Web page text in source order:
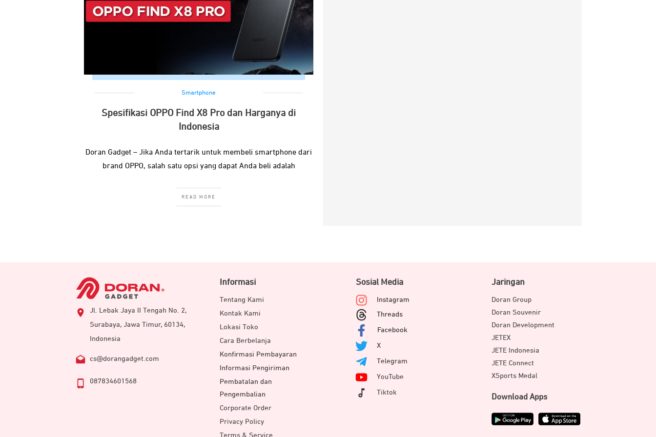
Smartphone
Spesifikasi OPPO Find X8 Pro dan Harganya di
Indonesia
Doran Gadget – Jika Anda tertarik untuk membeli smartphone dari
brand OPPO, salah satu opsi yang dapat Anda beli adalah
READ MORE
Jl. Lebak Jaya II Tengah No. 2,
Surabaya, Jawa Timur, 60134,
Indonesia
cs@dorangadget.com
087834601568
Informasi
Tentang Kami
Kontak Kami
Lokasi Toko
Cara Berbelanja
Konfirmasi Pembayaran
Informasi Pengiriman
Pembatalan dan
Pengembalian
Corporate Order
Privacy Policy
Terms & Service
Sosial Media
Instagram
Threads
Facebook
X
Telegram
YouTube
Tiktok
Jaringan
Doran Group
Doran Souvenir
Doran Development
JETEX
JETE Indonesia
JETE Connect
XSports Medal
Download Apps